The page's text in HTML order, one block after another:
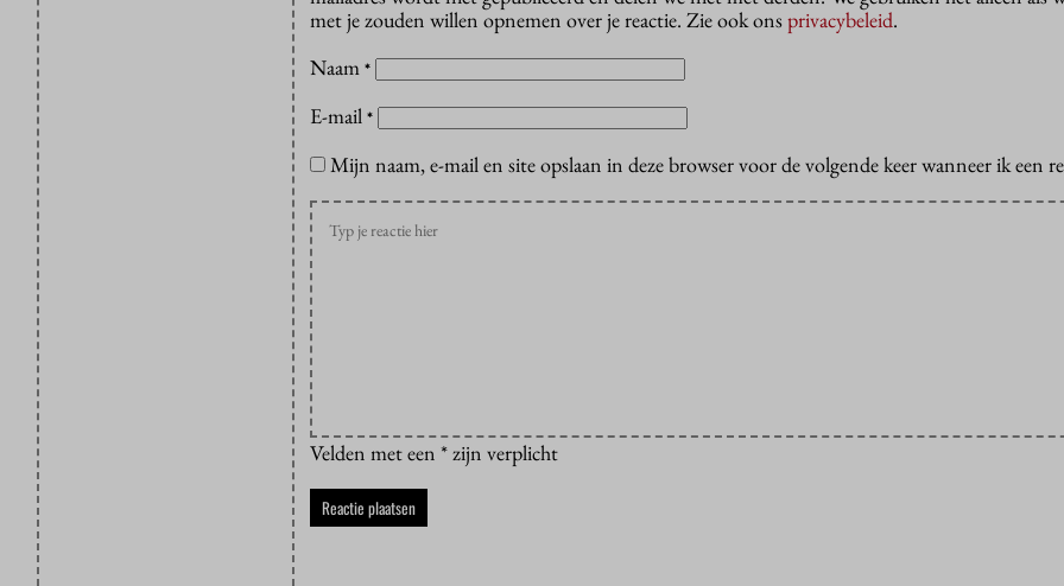
met je zouden willen opnemen over je reactie. Zie ook onsprivacybeleid.
Naam *
E-mail *
Mijn naam, e-mail en site opslaan in deze browser voor de volgende keer wanneer ik een
Velden met een * zijn verplicht